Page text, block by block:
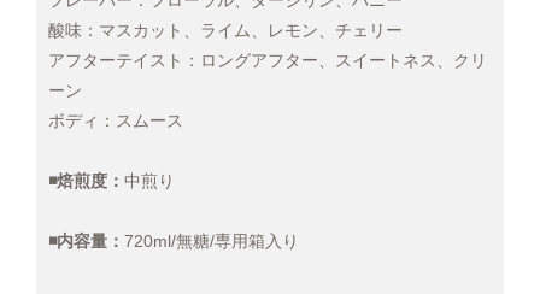
酸味：マスカット、ライム、レモン、チェリー
アフターテイスト：ロングアフター、スイートネス、クリ
ーン
ボディ：スムース
◾️焙煎度： 中煎り
◾️内容量： 720ml/無糖/専用箱入り